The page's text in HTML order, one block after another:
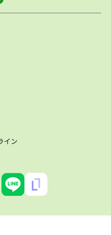
イン